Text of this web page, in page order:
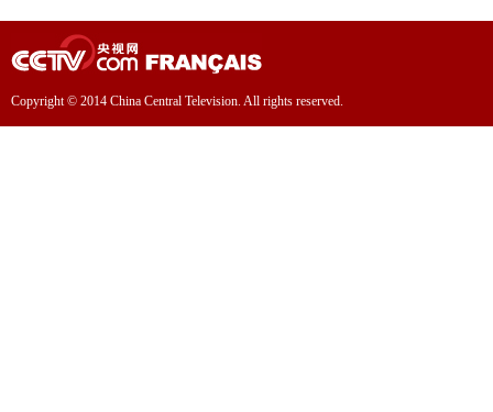
Copyright © 2014 China Central Television. All rights reserved.